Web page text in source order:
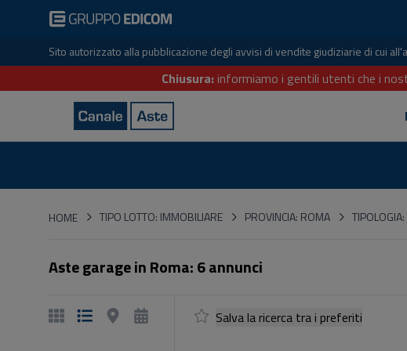
Sito autorizzato alla pubblicazione degli avvisi di vendite giudiziarie di cui
Chiusura: informiamo i gentili utenti che i
HOMEHOMETIPO LOTTO: IMMOBILIARE PROVINCIA: ROMA
Aste garage in Roma: 6 annunci
Salva la ricerca tra i preferiti